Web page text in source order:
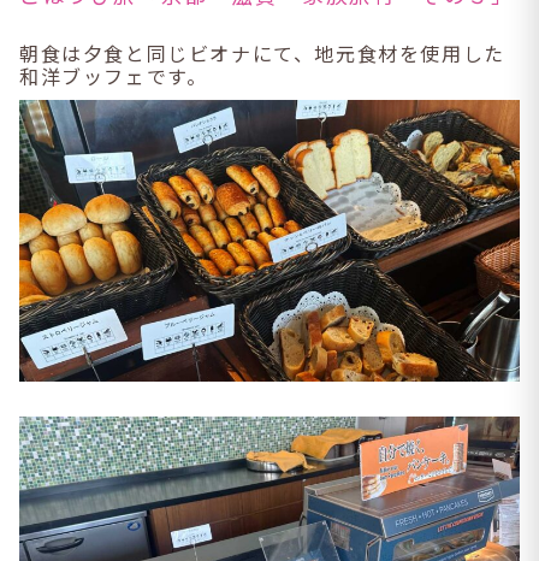
朝食は夕食と同じビオナにて、地元食材を使用した
和洋ブッフェです。